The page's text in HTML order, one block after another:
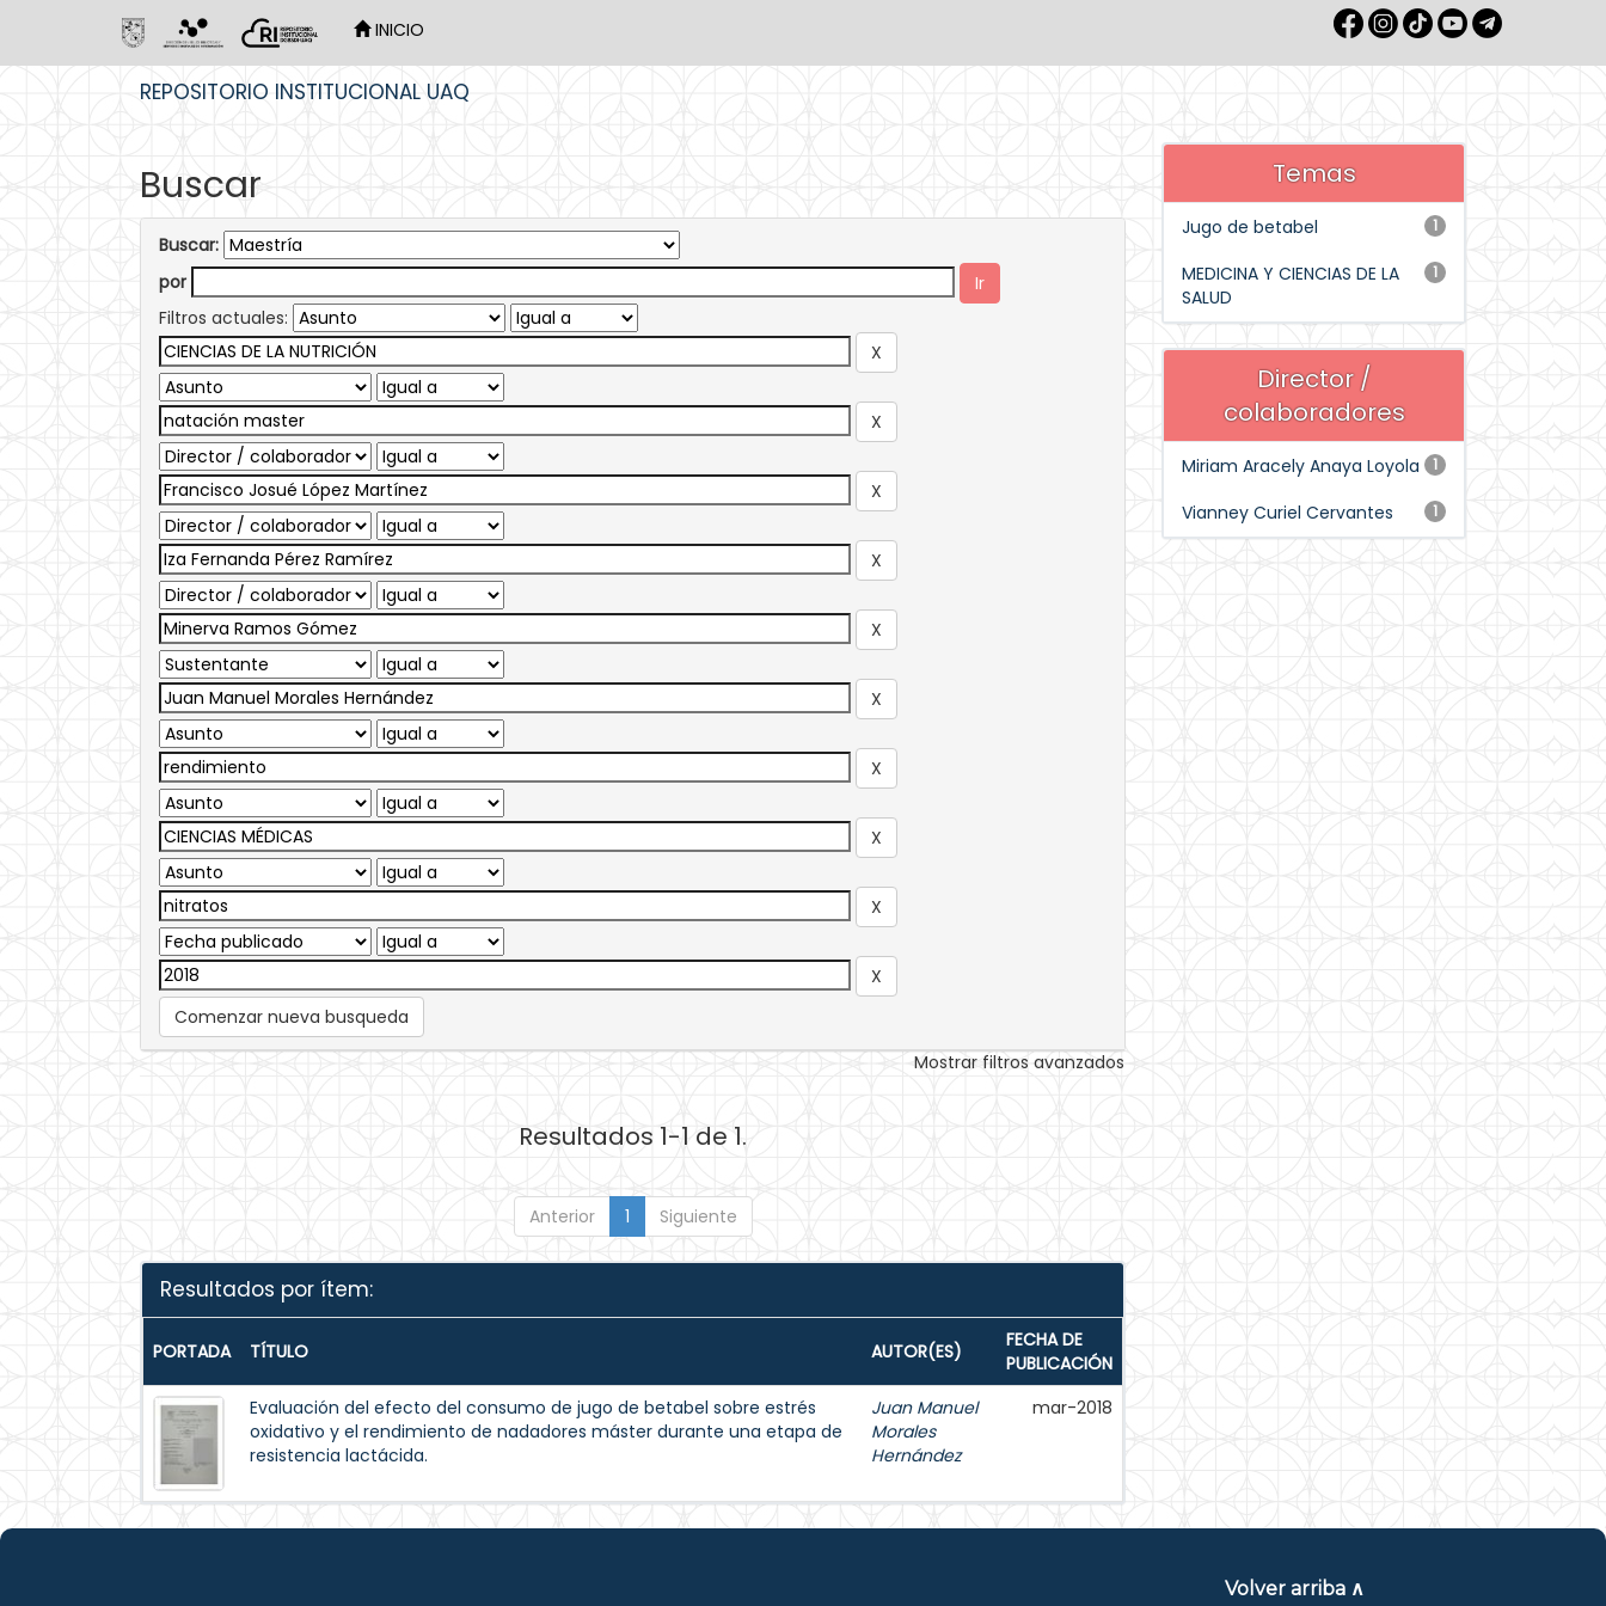
INICIO
REPOSITORIO INSTITUCIONAL UAQ
Buscar
Buscar:
por
Filtros actuales:
Comenzar nueva busqueda
Mostrar filtros avanzados
Resultados 1-1 de 1.
Anterior 1 Siguiente
Resultados por ítem:
PORTADA TÍTULO AUTOR(ES)
FECHA DE
PUBLICACIÓN
Evaluación del efecto del consumo de jugo de betabel sobre estrés
oxidativo y el rendimiento de nadadores máster durante una etapa de
resistencia lactácida.
Juan Manuel
Morales
Hernández
mar-2018
Temas
1
Jugo de betabel
1
MEDICINA Y CIENCIAS DE LA
SALUD
Director /
colaboradores
1
Miriam Aracely Anaya Loyola
1
Vianney Curiel Cervantes
Volver arriba ∧